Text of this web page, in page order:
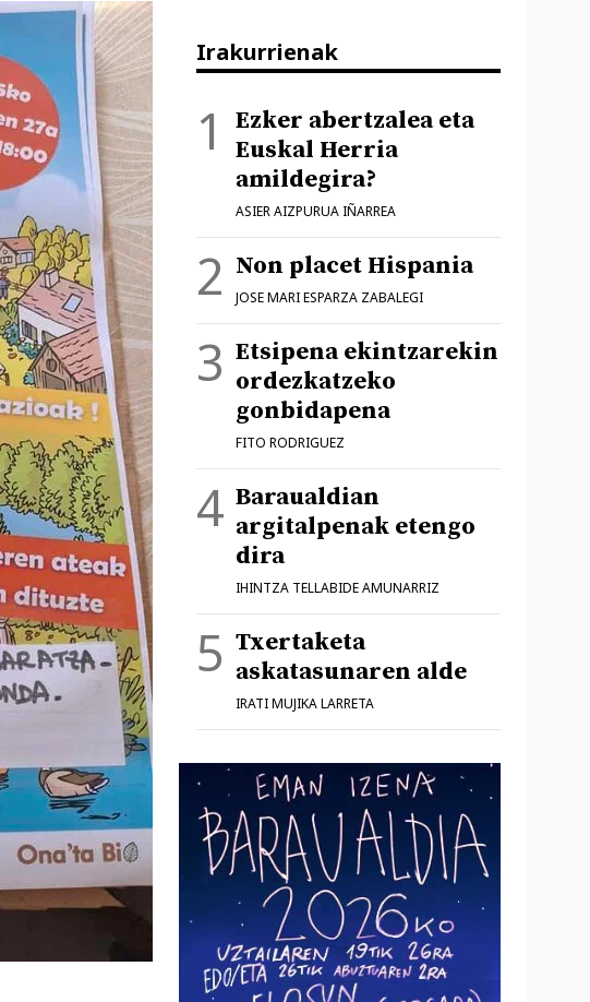
Irakurrienak
Ezker abertzalea eta
Euskal Herria
amildegira?
ASIER AIZPURUA IÑARREA
Non placet Hispania
JOSE MARI ESPARZA ZABALEGI
Etsipena ekintzarekin
ordezkatzeko
gonbidapena
FITO RODRIGUEZ
Baraualdian
argitalpenak etengo
dira
IHINTZA TELLABIDE AMUNARRIZ
Txertaketa
askatasunaren alde
IRATI MUJIKA LARRETA